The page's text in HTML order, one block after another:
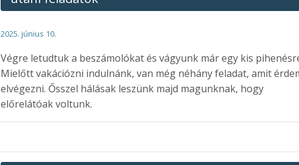
2025. június 10.
Végre letudtuk a beszámolókat és vágyunk már egy kis
Mielőtt vakációzni indulnánk, van még néhány feladat, amit
elvégezni. Ősszel hálásak leszünk majd magunknak, hogy
előrelátóak voltunk.